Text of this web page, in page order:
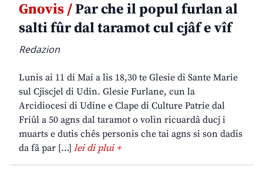
Gnovis /Par che il popul furlan al
salti fûr dal taramot cul cjâf e vîf
Redazion
Lunis ai 11 di Mai a lis 18,30 te Glesie di Sante Marie
sul Cjiscjel di Udin. Glesie Furlane, cun la
Arcidiocesi di Udine e Clape di Culture Patrie dal
Friûl a 50 agns dal taramot o volìn ricuardâ ducj i
muarts e dutis chês personis che tai agns si son dadis
da fâ par […] lei di plui +